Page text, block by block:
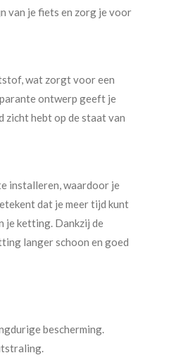
van je fiets en zorg je voor
wat zorgt voor een
ontwerp geeft je
hebt op de staat van
installeren, waardoor je
dat je meer tijd kunt
je ketting. Dankzij de
langer schoon en goed
bescherming.